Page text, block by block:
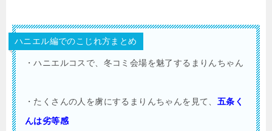
ハニエル編でのこじれ方まとめ
・ハニエルコスで、冬コミ会場を魅了するまりんちゃん
・たくさんの人を虜にするまりんちゃんを見て、 五条く
んは劣等感